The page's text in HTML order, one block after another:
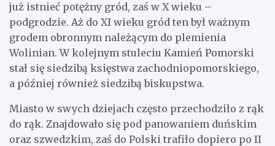
już istnieć potężny gród, zaś w X wieku –
podgrodzie. Aż do XI wieku gród ten był ważnym
grodem obronnym należącym do plemienia
Wolinian. W kolejnym stuleciu Kamień Pomorski
stał się siedzibą księstwa zachodniopomorskiego,
a później również siedzibą biskupstwa.
Miasto w swych dziejach często przechodziło z rąk
do rąk. Znajdowało się pod panowaniem duńskim
oraz szwedzkim, zaś do Polski trafiło dopiero po II